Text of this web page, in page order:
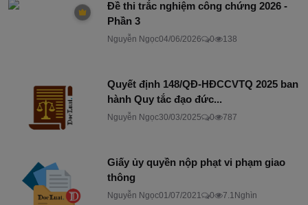
Đề thi trắc nghiệm công chứng 2026 -
Phần 3
Nguyễn Ngọc04/06/2026 0 138
Quyết định 148/QĐ-HĐCCVTQ 2025 ban
hành Quy tắc đạo đức...
Nguyễn Ngọc30/03/2025 0 787
Giấy ủy quyền nộp phạt vi phạm giao
thông
Nguyễn Ngọc01/07/2021 0 7.1Nghìn